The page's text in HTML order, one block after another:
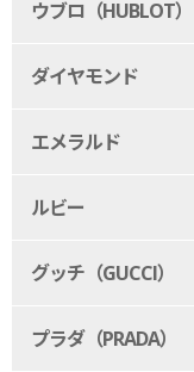
ウブロ（HUBLOT）
ダイヤモンド
エメラルド
ルビー
グッチ（GUCCI）
プラダ（PRADA）